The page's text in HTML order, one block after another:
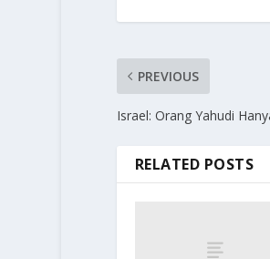
PREVIOUS
Israel: Orang Yahudi
RELATED POSTS